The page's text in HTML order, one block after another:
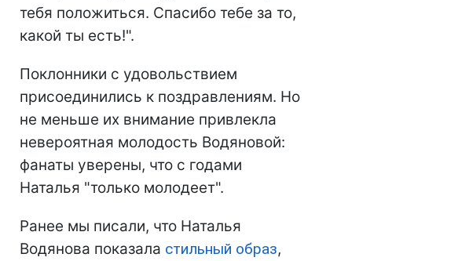
тебя положиться. Спасибо тебе за то,
какой ты есть!".
Поклонники с удовольствием
присоединились к поздравлениям. Но
не меньше их внимание привлекла
невероятная молодость Водяновой:
фанаты уверены, что с годами
Наталья "только молодеет".
Ранее мы писали, что Наталья
Водянова показала стильный образ,